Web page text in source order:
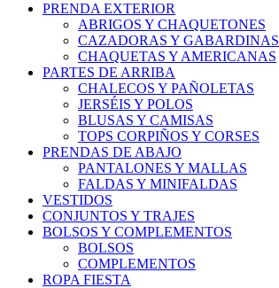
PRENDA EXTERIOR
ABRIGOS Y CHAQUETONES
CAZADORAS Y GABARDINAS
CHAQUETAS Y AMERICANAS
PARTES DE ARRIBA
CHALECOS Y PAÑOLETAS
JERSÉIS Y POLOS
BLUSAS Y CAMISAS
TOPS CORPIÑOS Y CORSES
PRENDAS DE ABAJO
PANTALONES Y MALLAS
FALDAS Y MINIFALDAS
VESTIDOS
CONJUNTOS Y TRAJES
BOLSOS Y COMPLEMENTOS
BOLSOS
COMPLEMENTOS
ROPA FIESTA